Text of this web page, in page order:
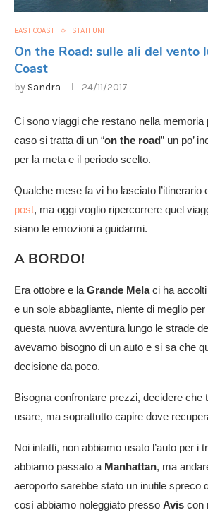
EAST COAST STATI UNITI
On the Road: sulle ali del vento
Coast
by Sandra 24/11/2017
Ci sono viaggi che restano nella memoria
caso si tratta di un “on the road” un po’
per la meta e il periodo scelto.
Qualche mese fa vi ho lasciato l’itinerario
post, ma oggi voglio ripercorrere quel
siano le emozioni a guidarmi.
A BORDO!
Era ottobre e la Grande Melaci ha accolti
e un sole abbagliante, niente di meglio
questa nuova avventura lungo le strade
avevamo bisogno di un auto e si sa che
decisione da poco.
Bisogna confrontare prezzi, decidere che
usare, ma soprattutto capire dove
Noi infatti, non abbiamo usato l’auto per i
abbiamo passato a Manhattan, ma
aeroporto sarebbe stato un inutile spreco
così abbiamo noleggiato presso Avis con